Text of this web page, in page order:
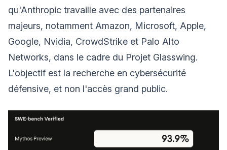
qu'Anthropic travaille avec des partenaires
majeurs, notamment Amazon, Microsoft, Apple,
Google, Nvidia, CrowdStrike et Palo Alto
Networks, dans le cadre du Projet Glasswing.
L'objectif est la recherche en cybersécurité
défensive, et non l'accès grand public.